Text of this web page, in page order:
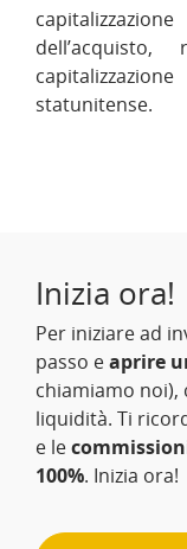
statunitense.
Inizia ora!
Per iniziare ad
passo eaprire
chiamiamo
liquidità. Ti
e le
100%. Inizia ora!